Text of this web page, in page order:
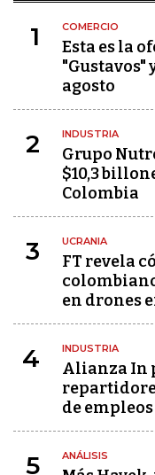
1 COMERCIO
Esta es la
"Gustavos"
agosto
2 INDUSTRIA
Grupo
$10,3
Colombia
3 UCRANIA
FT revela
en drones
4 INDUSTRIA
Alianza In
de empleos
5 ANÁLISIS